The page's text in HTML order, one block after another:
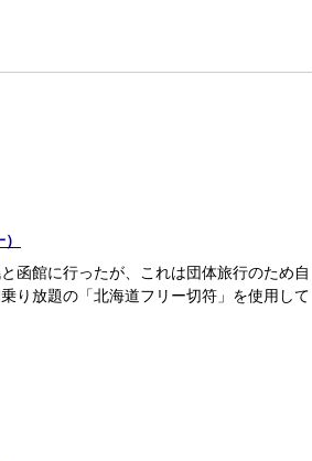
函館に行ったが、これは団体旅行のため自
り放題の「北海道フリー切符」を使用して